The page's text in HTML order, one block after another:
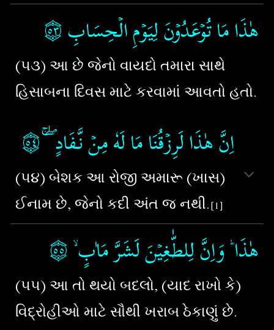
هٰذَا مَا تُوۡعَدُوۡنَ لِيَوۡمِ الۡحِسَابِ‏۝٥٣
(૫૩) આ છે જેનો વાયદો તમારા સાથે
હિસાબના દિવસ માટે કરવામાં આવતો હતો.
اِنَّ هٰذَا لَرِزۡقُنَا مَا لَهٗ مِنۡ نَّـفَادٍ ​ۖ ​ۚ‏‏۝٥٤
(૫૪) બેશક આ રોજી અમારૂ (ખાસ)
ઈનામ છે, જેનો કદી અંત જ નથી.[1]
هٰذَا​ ؕ وَاِنَّ لِلطّٰغِيۡنَ لَشَرَّ مَاٰبٍ ۙ۝٥٥
(૫૫) આ તો થયો બદલો, (યાદ રાખો કે)
વિદ્રોહીઓ માટે સૌથી ખરાબ ઠેકાણું છે.